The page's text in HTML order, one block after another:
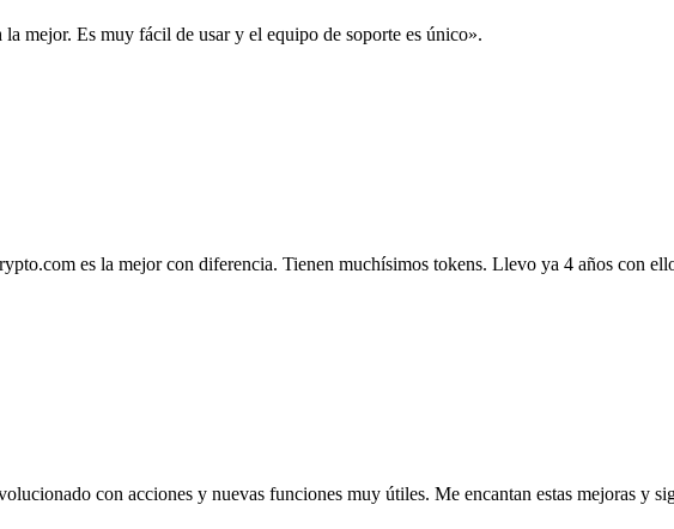
mejor. Es muy fácil de usar y el equipo de soporte es único».
es la mejor con diferencia. Tienen muchísimos tokens. Llevo ya 4 años con
con acciones y nuevas funciones muy útiles. Me encantan estas mejoras y